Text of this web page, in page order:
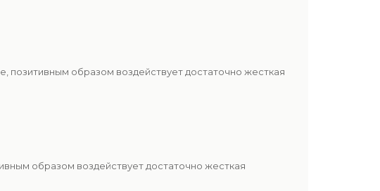
позитивным образом воздействует достаточно жесткая
образом воздействует достаточно жесткая